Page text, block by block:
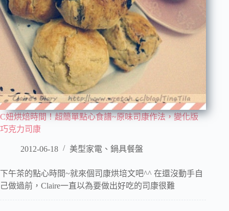
C妞烘焙時間！超簡單點心食譜~原味司康作法，變化版
巧克力司康
2012-06-18 美型家電、鍋具餐盤
下午茶的點心時間~就來個司康烘培文吧^^ 在還沒動手自
己做過前，Claire一直以為要做出好吃的司康很難